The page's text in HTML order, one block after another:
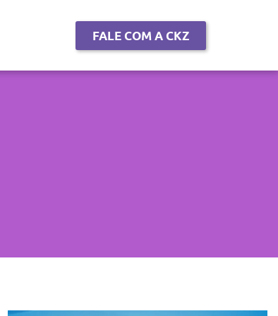
FALE COM A CKZ